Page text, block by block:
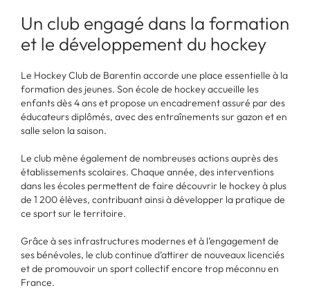
Un club engagé dans la formation
et le développement du hockey
Le Hockey Club de Barentin accorde une place essentielle à la
formation des jeunes. Son école de hockey accueille les
enfants dès 4 ans et propose un encadrement assuré par des
éducateurs diplômés, avec des entraînements sur gazon et en
salle selon la saison.
Le club mène également de nombreuses actions auprès des
établissements scolaires. Chaque année, des interventions
dans les écoles permettent de faire découvrir le hockey à plus
de 1 200 élèves, contribuant ainsi à développer la pratique de
ce sport sur le territoire.
Grâce à ses infrastructures modernes et à l’engagement de
ses bénévoles, le club continue d’attirer de nouveaux licenciés
et de promouvoir un sport collectif encore trop méconnu en
France.